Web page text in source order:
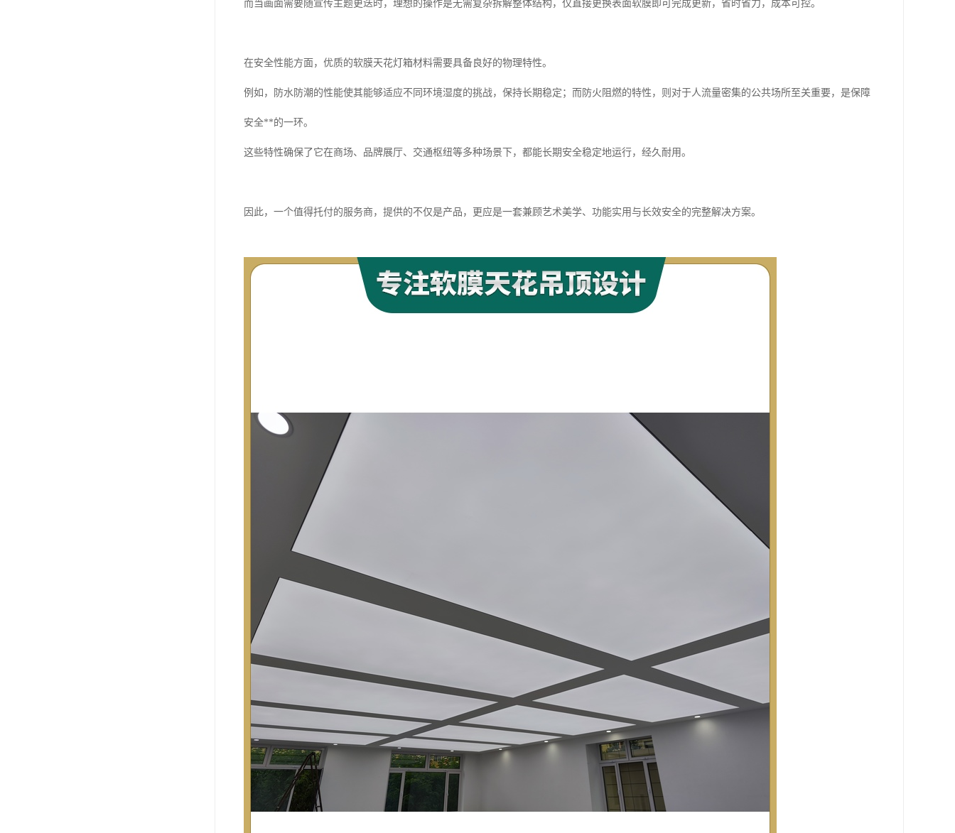
而当画面需要随宣传主题更迭时，理想的操作是无需复杂拆解整体结构，仅直接更换表面软膜即可完成更新，省时省力，成本可控。
在安全性能方面，优质的软膜天花灯箱材料需要具备良好的物理特性。
例如，防水防潮的性能使其能够适应不同环境湿度的挑战，保持长期稳定；而防火阻燃的特性，则对于人流量密集的公共场所至关重要，是保障
安全**的一环。
这些特性确保了它在商场、品牌展厅、交通枢纽等多种场景下，都能长期安全稳定地运行，经久耐用。
因此，一个值得托付的服务商，提供的不仅是产品，更应是一套兼顾艺术美学、功能实用与长效安全的完整解决方案。